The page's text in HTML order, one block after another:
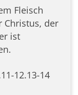
Fleisch
Christus, der
ist
12.13-14